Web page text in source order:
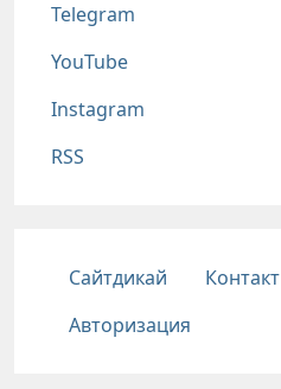
Telegram
YouTube
Instagram
RSS
Подвал
Сайтдикай Контакт
Авторизация